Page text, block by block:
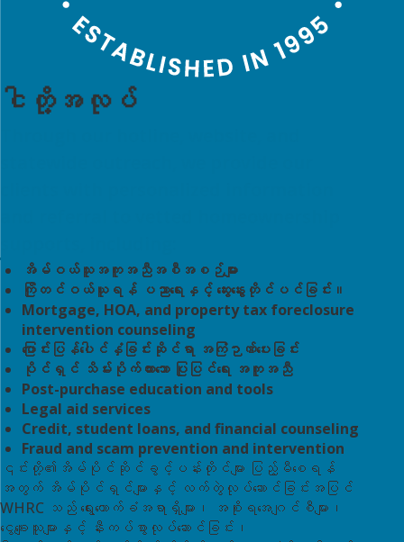
ငါတို့အလုပ်
အိမ်ဝယ်သူအကူအညီအစီအစဉ်များ
ကြိုတင်ဝယ်ယူရန် ပညာရေးနှင့် ဆွေးနွေးတိုင်ပင်ခြင်း။
Mortgage, HOA, and property tax foreclosure
intervention counseling
ပြောင်းပြန်ပေါင်နှံခြင်းဆိုင်ရာ အကြံဉာဏ်ပေးခြင်း
ပိုင်ရှင် သိမ်းပိုက်ထားသော ပြုပြင်ရေး အကူအညီ
Post-purchase education and tools
Legal aid services
Credit, student loans, and financial counseling
Fraud and scam prevention and intervention
၎င်းတို့၏အိမ်ပိုင်ဆိုင်ခွင့်ပန်းတိုင်များ ပြည့်မီစေရန်
အတွက် အိမ်ပိုင်ရှင်များနှင့် လက်တွဲလုပ်ဆောင်ခြင်းအပြင်
WHRC သည် ရွေးကောက်ခံအရာရှိများ၊ အစိုးရအေဂျင်စီများ၊
ငွေချေးသူများနှင့် နီးကပ်စွာလုပ်ဆောင်ခြင်း၊